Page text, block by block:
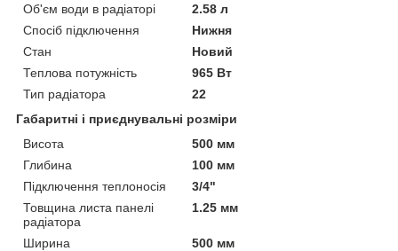
Об'єм води в радіаторі
2.58 л
Спосіб підключення
Нижня
Стан
Новий
Теплова потужність
965 Вт
Тип радіатора
22
Габаритні і приєднувальні розміри
Висота
500 мм
Глибина
100 мм
Підключення теплоносія
3/4"
Товщина листа панелі
радіатора
1.25 мм
Ширина
500 мм